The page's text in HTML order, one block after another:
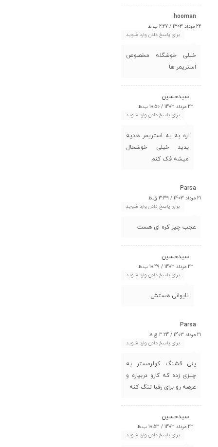
hooman
22 مرداد 1403 / 2:27 ب.ظ
برای پاسخ دادن وارد شوید
خیلی خوشگله مخصوص
استریمر ها
سیدحسین
23 مرداد 1403 / 10:50 ب.ظ
برای پاسخ دادن وارد شوید
اره به یه استریمر هدیه
بدید خیلی خوشحال
میشه فک کنم
Parsa
21 مرداد 1403 / 3:39 ق.ظ
برای پاسخ دادن وارد شوید
عجب چیز کره ای هست
سیدحسین
23 مرداد 1403 / 10:49 ب.ظ
برای پاسخ دادن وارد شوید
تایوانی هستش
Parsa
21 مرداد 1403 / 3:24 ق.ظ
برای پاسخ دادن وارد شوید
ینی قشنگ کولرمستر به
چیزی زده که کارو دربیاره و
عرصه رو برای رقبا تنگ کنه
سیدحسین
23 مرداد 1403 / 10:53 ب.ظ
برای پاسخ دادن وارد شوید